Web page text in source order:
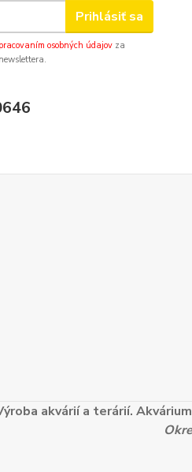
Prihlásiť sa
osobných údajov za
akvárií a terárií.